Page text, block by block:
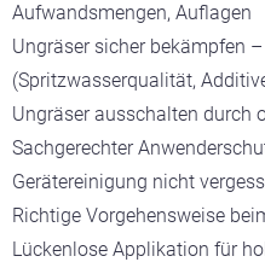
Aufwandsmengen, Auflagen
Ungräser sicher bekämpfen
(Spritzwasserqualität,
Ungräser ausschalten durch
Sachgerechter
Gerätereinigung nicht
Richtige Vorgehensweise
Lückenlose Applikation für